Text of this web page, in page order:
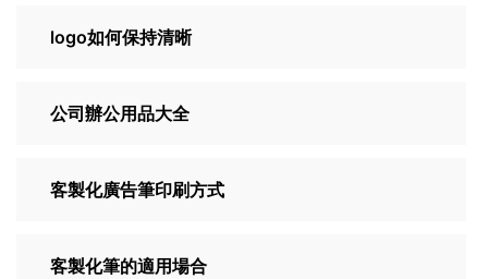
logo如何保持清晰
公司辦公用品大全
客製化廣告筆印刷方式
客製化筆的適用場合